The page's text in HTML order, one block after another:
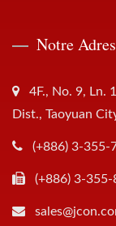
Notre
4F., No. 9, Ln.
Dist., Taoyuan
(+886) 3-355-
(+886) 3-355-